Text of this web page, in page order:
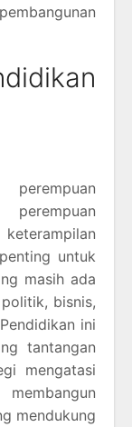
untuk
masih ada
bisnis,
ini
tantangan
mengatasi
mendukung